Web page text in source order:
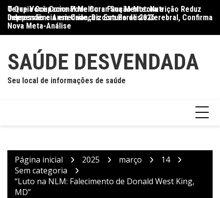
para
conteúdo
O Que Você Come Pode Curar Sua Mente: Nutrição Reduz
Depressão e Ansiedade, Diz Estudo de 2026
Terapia Ocupacional Melhora Função Motora e
Independência em Crianças com Paralisia Cerebral, Confirma
Nova Meta-Análise
SAÚDE DESVENDADA
Seu local de informações de saúde
Página inicial 2025 março
14
Sem categoria
“Luto na NLM: Falecimento de Donald West King,
MD”